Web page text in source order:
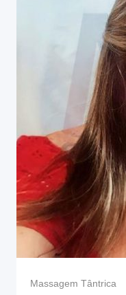
Massagem Tântrica